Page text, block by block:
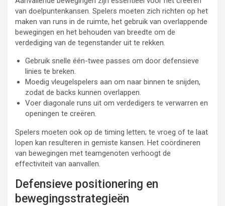
van doelpuntenkansen. Spelers moeten zich richten op het
maken van runs in de ruimte, het gebruik van overlappende
bewegingen en het behouden van breedte om de
verdediging van de tegenstander uit te rekken.
Gebruik snelle één-twee passes om door defensieve
linies te breken.
Moedig vleugelspelers aan om naar binnen te snijden,
zodat de backs kunnen overlappen.
Voer diagonale runs uit om verdedigers te verwarren en
openingen te creëren.
Spelers moeten ook op de timing letten; te vroeg of te laat
lopen kan resulteren in gemiste kansen. Het coördineren
van bewegingen met teamgenoten verhoogt de
effectiviteit van aanvallen.
Defensieve positionering en
bewegingsstrategieën